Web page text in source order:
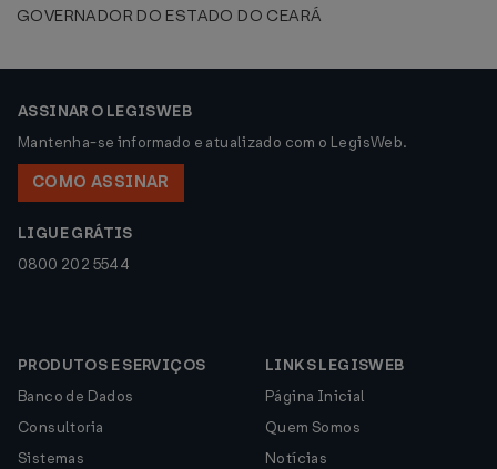
GOVERNADOR DO ESTADO DO CEARÁ
ASSINAR O LEGISWEB
Mantenha-se informado e atualizado com o LegisWeb.
COMO ASSINAR
LIGUE GRÁTIS
0800 202 5544
PRODUTOS E SERVIÇOS
Banco de Dados
Consultoria
Sistemas
LINKS LEGISWEB
Página Inicial
Quem Somos
Notícias